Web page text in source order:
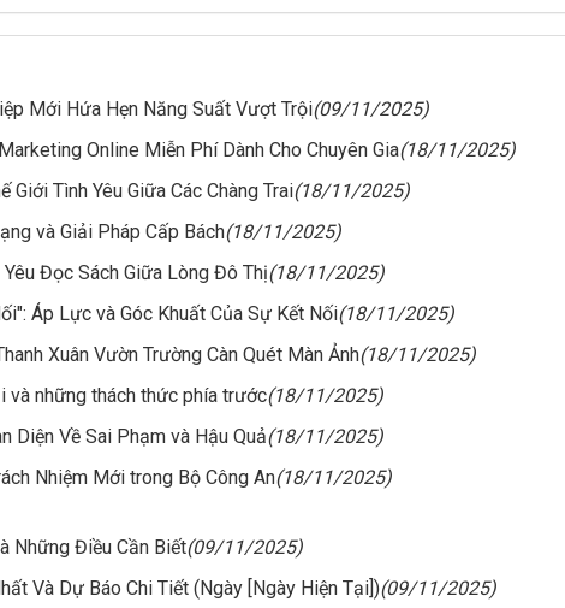
Mới Hứa Hẹn Năng Suất Vượt Trội(09/11/2025)
Online Miễn Phí Dành Cho Chuyên Gia(18/11/2025)
Giới Tình Yêu Giữa Các Chàng Trai(18/11/2025)
và Giải Pháp Cấp Bách(18/11/2025)
Đọc Sách Giữa Lòng Đô Thị(18/11/2025)
Áp Lực và Góc Khuất Của Sự Kết Nối(18/11/2025)
Xuân Vườn Trường Càn Quét Màn Ảnh(18/11/2025)
và những thách thức phía trước(18/11/2025)
Diện Về Sai Phạm và Hậu Quả(18/11/2025)
Nhiệm Mới trong Bộ Công An(18/11/2025)
Những Điều Cần Biết(09/11/2025)
Và Dự Báo Chi Tiết (Ngày [Ngày Hiện Tại])(09/11/2025)